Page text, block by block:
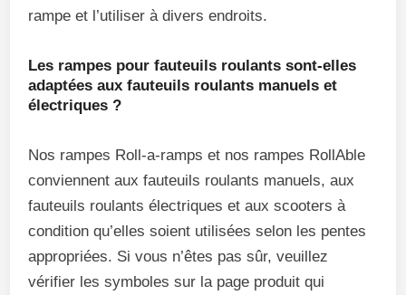
rampe et l’utiliser à divers endroits.
Les rampes pour fauteuils roulants sont-elles
adaptées aux fauteuils roulants manuels et
électriques ?
Nos rampes Roll-a-ramps et nos rampes RollAble
conviennent aux fauteuils roulants manuels, aux
fauteuils roulants électriques et aux scooters à
condition qu’elles soient utilisées selon les pentes
appropriées. Si vous n’êtes pas sûr, veuillez
vérifier les symboles sur la page produit qui